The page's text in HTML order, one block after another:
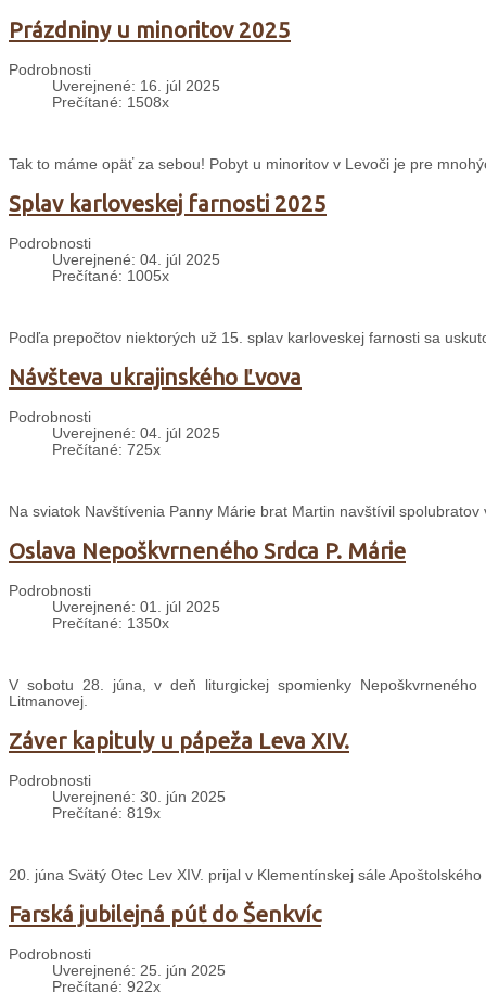
Prázdniny u minoritov 2025
Podrobnosti
Uverejnené: 16. júl 2025
Prečítané: 1508x
Tak to máme opäť za sebou! Pobyt u minoritov v Levoči je pre
Splav karloveskej farnosti 2025
Podrobnosti
Uverejnené: 04. júl 2025
Prečítané: 1005x
Podľa prepočtov niektorých už 15. splav karloveskej farnosti sa
Návšteva ukrajinského Ľvova
Podrobnosti
Uverejnené: 04. júl 2025
Prečítané: 725x
Na sviatok Navštívenia Panny Márie brat Martin navštívil spolubratov
Oslava Nepoškvrneného Srdca P. Márie
Podrobnosti
Uverejnené: 01. júl 2025
Prečítané: 1350x
V sobotu 28. júna, v deň liturgickej spomienky
Litmanovej.
Záver kapituly u pápeža Leva XIV.
Podrobnosti
Uverejnené: 30. jún 2025
Prečítané: 819x
20. júna Svätý Otec Lev XIV. prijal v Klementínskej sále
Farská jubilejná púť do Šenkvíc
Podrobnosti
Uverejnené: 25. jún 2025
Prečítané: 922x